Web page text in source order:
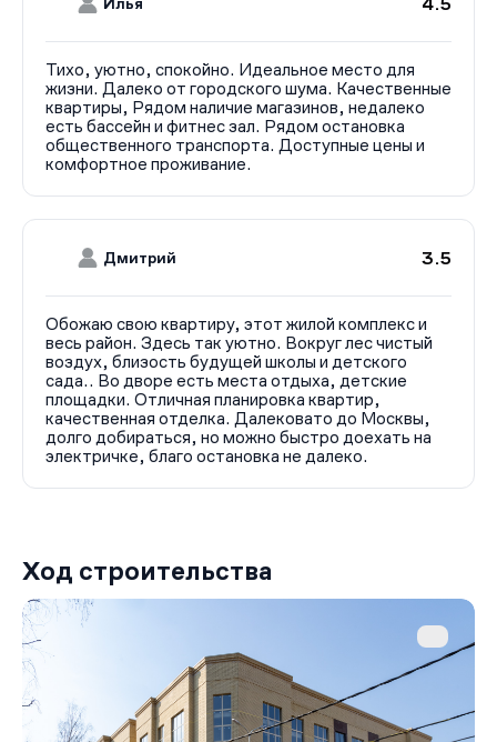
Тихо, уютно, спокойно. Идеальное место для
жизни. Далеко от городского шума. Качественные
квартиры, Рядом наличие магазинов, недалеко
есть бассейн и фитнес зал. Рядом остановка
общественного транспорта. Доступные цены и
комфортное проживание.
Дмитрий 3.5
Обожаю свою квартиру, этот жилой комплекс и
весь район. Здесь так уютно. Вокруг лес чистый
воздух, близость будущей школы и детского
сада.. Во дворе есть места отдыха, детские
площадки. Отличная планировка квартир,
качественная отделка. Далековато до Москвы,
долго добираться, но можно быстро доехать на
электричке, благо остановка не далеко.
Ход строительства